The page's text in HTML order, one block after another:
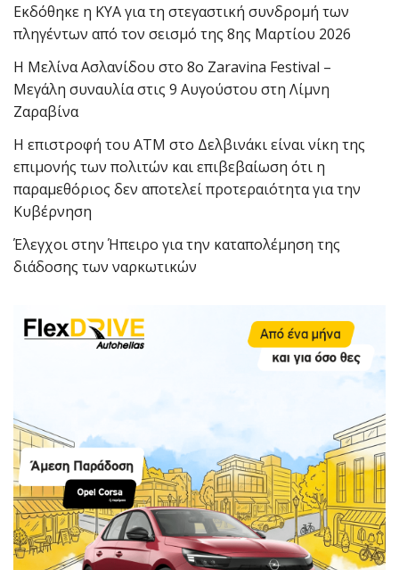
Εκδόθηκε η ΚΥΑ για τη στεγαστική συνδρομή των
πληγέντων από τον σεισμό της 8ης Μαρτίου 2026
Η Μελίνα Ασλανίδου στο 8ο Zaravina Festival –
Μεγάλη συναυλία στις 9 Αυγούστου στη Λίμνη
Ζαραβίνα
Η επιστροφή του ΑΤΜ στο Δελβινάκι είναι νίκη της
επιμονής των πολιτών και επιβεβαίωση ότι η
παραμεθόριος δεν αποτελεί προτεραιότητα για την
Κυβέρνηση
Έλεγχοι στην Ήπειρο για την καταπολέμηση της
διάδοσης των ναρκωτικών